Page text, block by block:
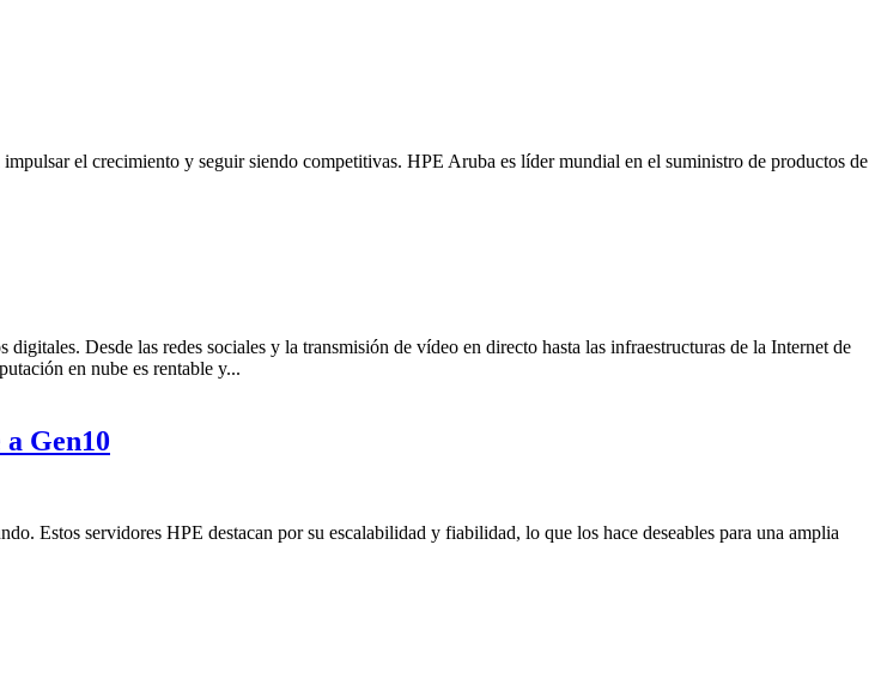
el crecimiento y seguir siendo competitivas. HPE Aruba es líder mundial en el suministro de productos de
Desde las redes sociales y la transmisión de vídeo en directo hasta las infraestructuras de la Internet de
en nube es rentable y...
Gen10
Estos servidores HPE destacan por su escalabilidad y fiabilidad, lo que los hace deseables para una amplia